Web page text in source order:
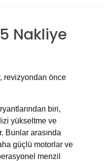
Nakliye
revizyondan önce
biri,
yükseltme ve
Bunlar arasında
güçlü motorlar ve
menzil